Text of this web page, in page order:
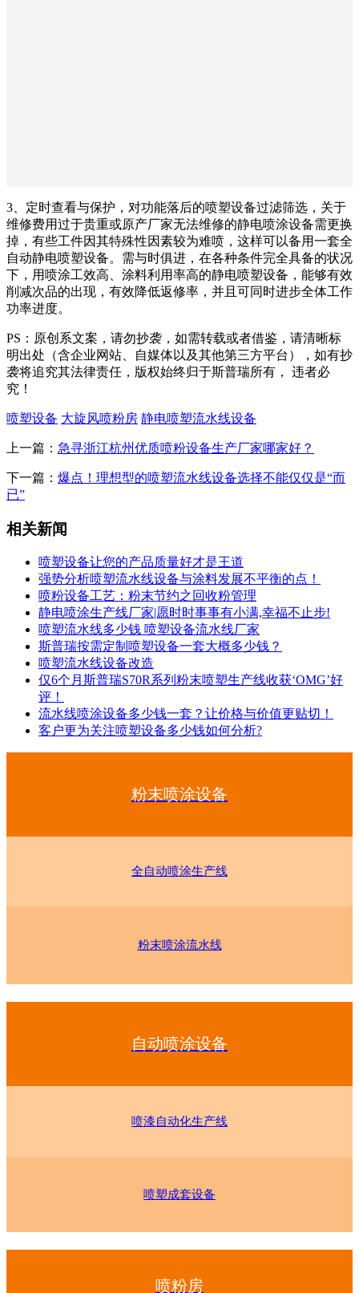
3、定时查看与保护，对功能落后的喷塑设备过滤筛选，关于
维修费用过于贵重或原产厂家无法维修的静电喷涂设备需更换
掉，有些工件因其特殊性因素较为难喷，这样可以备用一套全
自动静电喷塑设备。需与时俱进，在各种条件完全具备的状况
下，用喷涂工效高、涂料利用率高的静电喷塑设备，能够有效
削减次品的出现，有效降低返修率，并且可同时进步全体工作
功率进度。
PS：原创系文案，请勿抄袭，如需转载或者借鉴，请清晰标
明出处（含企业网站、自媒体以及其他第三方平台），如有抄
袭将追究其法律责任，版权始终归于斯普瑞所有， 违者必
究！
喷塑设备 大旋风喷粉房 静电喷塑流水线设备
上一篇： 急寻浙江杭州优质喷粉设备生产厂家哪家好？
下一篇： 爆点！理想型的喷塑流水线设备选择不能仅仅是“而
已”
相关新闻
喷塑设备让您的产品质量好才是王道
强势分析喷塑流水线设备与涂料发展不平衡的点！
喷粉设备工艺：粉末节约之回收粉管理
静电喷涂生产线厂家|愿时时事事有小满,幸福不止步!
喷塑流水线多少钱 喷塑设备流水线厂家
斯普瑞按需定制喷塑设备一套大概多少钱？
喷塑流水线设备改造
仅6个月斯普瑞S70R系列粉末喷塑生产线收获‘OMG’好
评！
流水线喷涂设备多少钱一套？让价格与价值更贴切！
客户更为关注喷塑设备多少钱如何分析?
粉末喷涂设备
全自动喷涂生产线
粉末喷涂流水线
自动喷涂设备
喷漆自动化生产线
喷塑成套设备
喷粉房